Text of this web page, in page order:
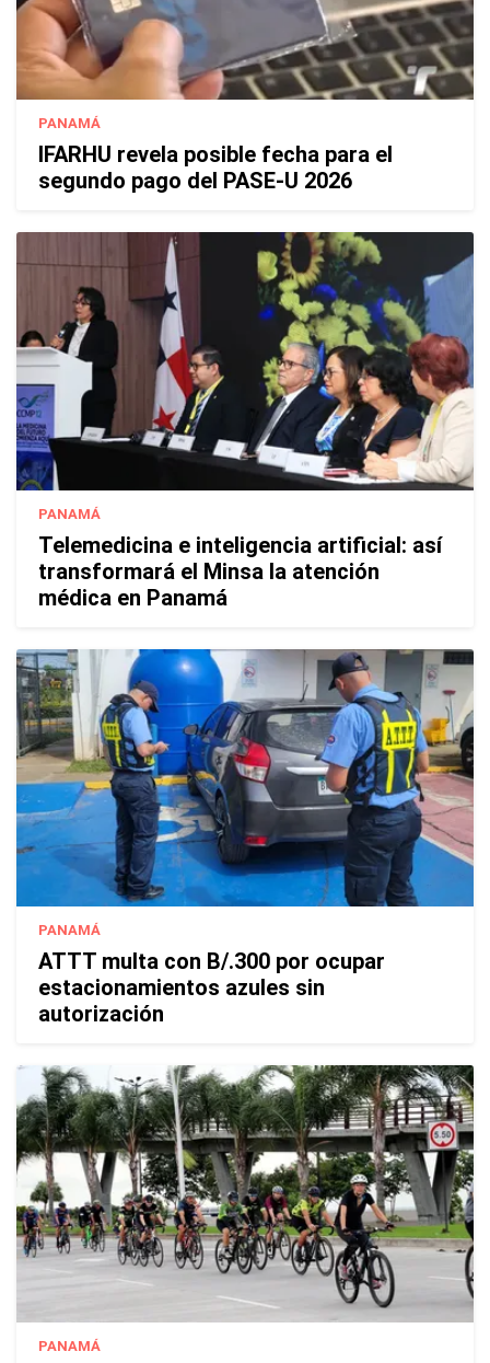
PANAMÁ
IFARHU revela posible fecha para el
segundo pago del PASE-U 2026
PANAMÁ
Telemedicina e inteligencia artificial: así
transformará el Minsa la atención
médica en Panamá
PANAMÁ
ATTT multa con B/.300 por ocupar
estacionamientos azules sin
autorización
PANAMÁ